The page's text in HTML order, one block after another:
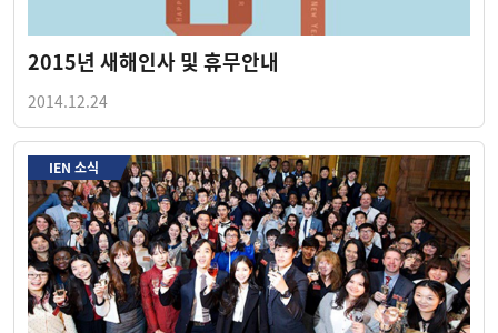
2015년 새해인사 및 휴무안내
2014.12.24
IEN 소식